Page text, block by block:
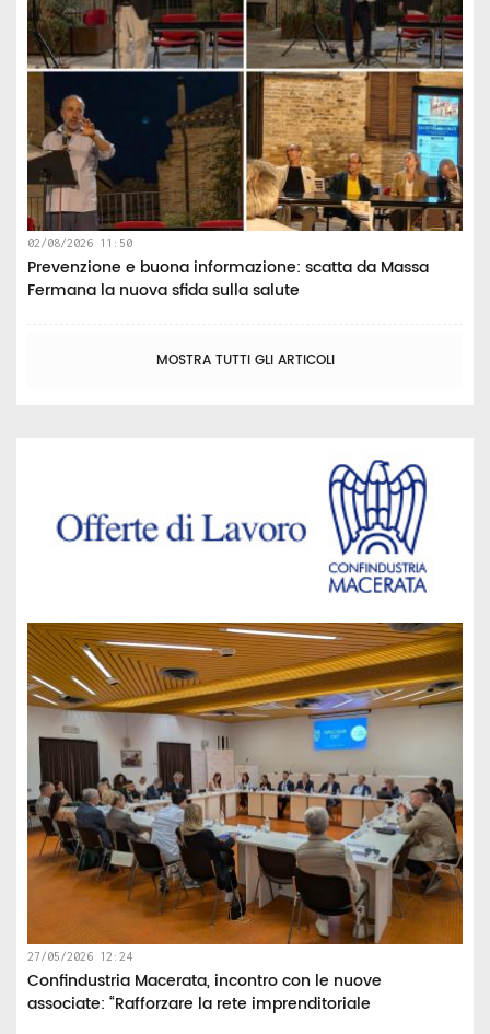
02/08/2026 11:50
Prevenzione e buona informazione: scatta da Massa
Fermana la nuova sfida sulla salute
MOSTRA TUTTI GLI ARTICOLI
27/05/2026 12:24
Confindustria Macerata, incontro con le nuove
associate: “Rafforzare la rete imprenditoriale